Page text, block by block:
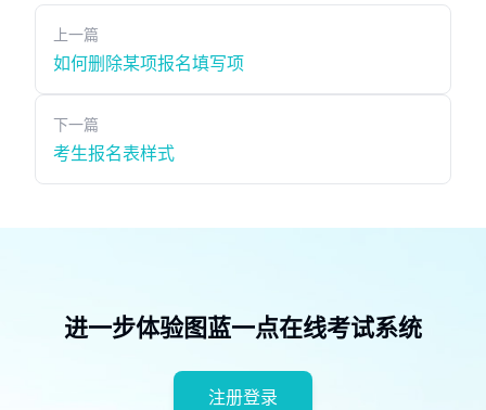
上一篇
如何删除某项报名填写项
下一篇
考生报名表样式
进一步体验图蓝一点在线考试系统
注册登录